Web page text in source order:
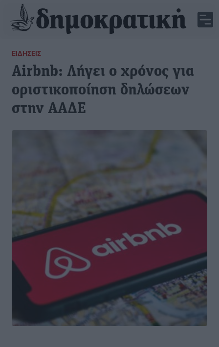
ΕΙΔΉΣΕΙΣ
Airbnb: Λήγει ο χρόνος για
οριστικοποίηση δηλώσεων
στην ΑΑΔΕ